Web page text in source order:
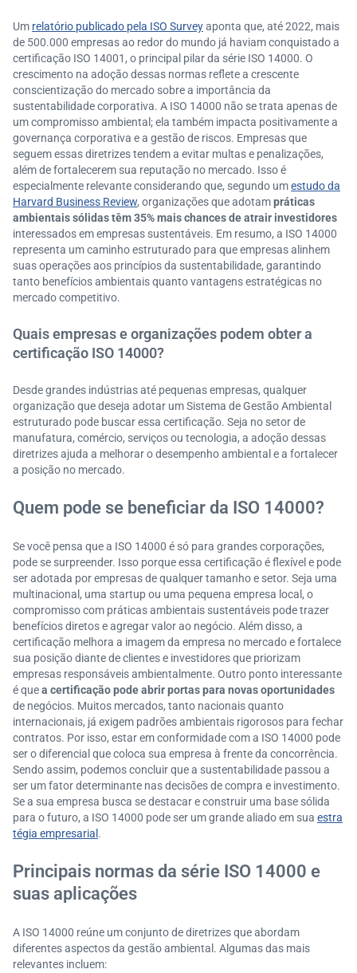
Um relatório publicado pela ISO Surveyaponta que, até 2022, mais
de 500.000 empresas ao redor do mundo já haviam conquistado a
certificação ISO 14001, o principal pilar da série ISO 14000. O
crescimento na adoção dessas normas reflete a crescente
conscientização do mercado sobre a importância da
sustentabilidade corporativa. A ISO 14000 não se trata apenas de
um compromisso ambiental; ela também impacta positivamente a
governança corporativa e a gestão de riscos. Empresas que
seguem essas diretrizes tendem a evitar multas e penalizações,
além de fortalecerem sua reputação no mercado. Isso é
especialmente relevante considerando que, segundo umestudo da
Harvard Business Review, organizações que adotampráticas
ambientais sólidas têm 35% mais chances de atrair investidores
interessados em empresas sustentáveis. Em resumo, a ISO 14000
representa um caminho estruturado para que empresas alinhem
suas operações aos princípios da sustentabilidade, garantindo
tanto benefícios ambientais quanto vantagens estratégicas no
mercado competitivo.
Quais empresas e organizações podem obter a
certificação ISO 14000?
Desde grandes indústrias até pequenas empresas, qualquer
organização que deseja adotar um Sistema de Gestão Ambiental
estruturado pode buscar essa certificação. Seja no setor de
manufatura, comércio, serviços ou tecnologia, a adoção dessas
diretrizes ajuda a melhorar o desempenho ambiental e a fortalecer
a posição no mercado.
Quem pode se beneficiar da ISO 14000?
Se você pensa que a ISO 14000 é só para grandes corporações,
pode se surpreender. Isso porque essa certificação é flexível e pode
ser adotada por empresas de qualquer tamanho e setor. Seja uma
multinacional, uma startup ou uma pequena empresa local, o
compromisso com práticas ambientais sustentáveis pode trazer
benefícios diretos e agregar valor ao negócio. Além disso, a
certificação melhora a imagem da empresa no mercado e fortalece
sua posição diante de clientes e investidores que priorizam
empresas responsáveis ambientalmente. Outro ponto interessante
é quea certificação pode abrir portas para novas oportunidades
de negócios. Muitos mercados, tanto nacionais quanto
internacionais, já exigem padrões ambientais rigorosos para fechar
contratos. Por isso, estar em conformidade com a ISO 14000 pode
ser o diferencial que coloca sua empresa à frente da concorrência.
Sendo assim, podemos concluir que a sustentabilidade passou a
ser um fator determinante nas decisões de compra e investimento.
Se a sua empresa busca se destacar e construir uma base sólida
para o futuro, a ISO 14000 pode ser um grande aliado em sua estra
tégia empresarial .
Principais normas da série ISO 14000 e
suas aplicações
A ISO 14000 reúne um conjunto de diretrizes que abordam
diferentes aspectos da gestão ambiental. Algumas das mais
relevantes incluem: